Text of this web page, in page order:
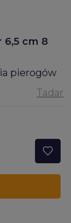
6,5 cm 8
pierogów